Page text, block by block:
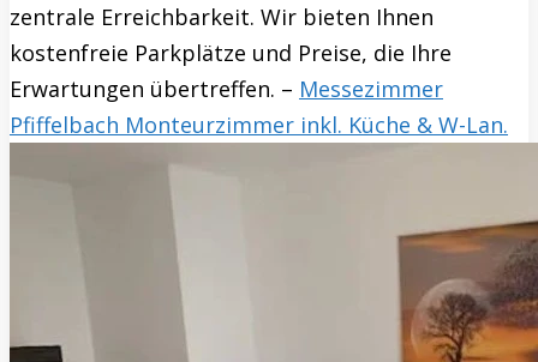
zentrale Erreichbarkeit. Wir bieten Ihnen
kostenfreie Parkplätze und Preise, die Ihre
Erwartungen übertreffen. – Messezimmer
Pfiffelbach Monteurzimmer inkl. Küche & W-Lan.